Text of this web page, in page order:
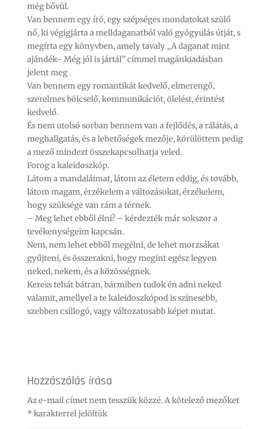
még bővül.
Van bennem egy író, egy szépséges mondatokat szülő
nő, ki végigjárta a melldaganatból való gyógyulás útját, s
megírta egy könyvben, amely tavaly „A daganat mint
ajándék– Még jól is jártál” címmel magánkiadásban
jelent meg .
Van bennem egy romantikát kedvelő, elmerengő,
szerelmes bölcselő, kommunikációt, ölelést, érintést
kedvelő.
És nem utolsó sorban bennem van a fejlődés, a rálátás, a
meghallgatás, és a lehetőségek mezője, körülöttem pedig
a mező mindezt összekapcsolhatja veled.
Forog a kaleidoszkóp.
Látom a mandaláimat, látom az életem eddig, és tovább,
látom magam, érzékelem a változásokat, érzékelem,
hogy szüksége van rám a térnek.
– Meg lehet ebből élni? – kérdezték már sokszor a
tevékenységeim kapcsán.
Nem, nem lehet ebből megélni, de lehet morzsákat
gyűjteni, és összerakni, hogy megint egész legyen
neked, nekem, és a közösségnek.
Keress tehát bátran, bármiben tudok én adni neked
valamit, amellyel a te kaleidoszkópod is színesebb,
szebben csillogó, vagy változatosabb képet mutat.
Hozzászólás írása
Az e-mail címet nem tesszük közzé.A kötelező mezőket
* karakterrel jelöltük